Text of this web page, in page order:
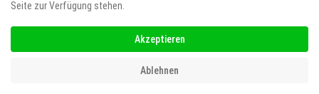
Seite zur Verfügung stehen.
Akzeptieren
Ablehnen